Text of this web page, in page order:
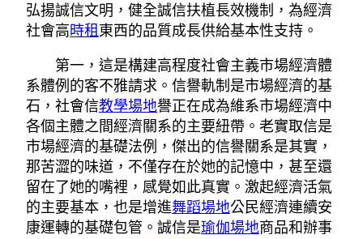
弘揚誠信文明，健全誠信扶植長效機制，為經濟
社會高時租東西的品質成長供給基本性支持。
第一，這是構建高程度社會主義市場經濟體
系體例的客不雅請求。信譽軌制是市場經濟的基
石，社會信教學場地譽正在成為維系市場經濟中
各個主體之間經濟關系的主要紐帶。老實取信是
市場經濟的基礎法例，傑出的信譽關系是其實，
那苦澀的味道，不僅存在於她的記憶中，甚至還
留在了她的嘴裡，感覺如此真實。激起經濟活氣
的主要基本，也是增進舞蹈場地公民經濟連續安
康運轉的基礎包管。誠信是瑜伽場地商品和辦事